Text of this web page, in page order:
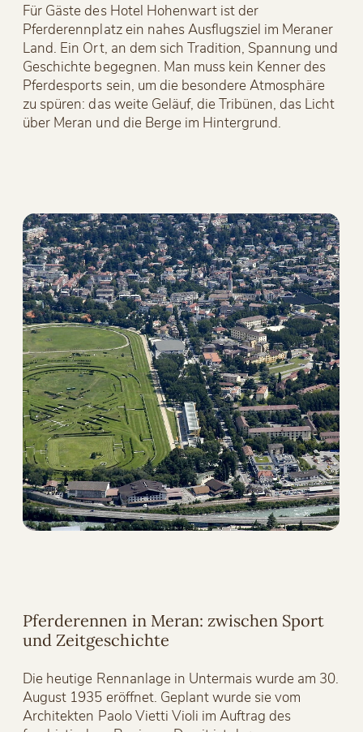
Für Gäste des Hotel Hohenwart ist der
Pferderennplatz ein nahes Ausflugsziel im Meraner
Land. Ein Ort, an dem sich Tradition, Spannung und
Geschichte begegnen. Man muss kein Kenner des
Pferdesports sein, um die besondere Atmosphäre
zu spüren: das weite Geläuf, die Tribünen, das Licht
über Meran und die Berge im Hintergrund.
Pferderennen in Meran: zwischen Sport
und Zeitgeschichte
Die heutige Rennanlage in Untermais wurde am 30.
August 1935 eröffnet. Geplant wurde sie vom
Architekten Paolo Vietti Violi im Auftrag des